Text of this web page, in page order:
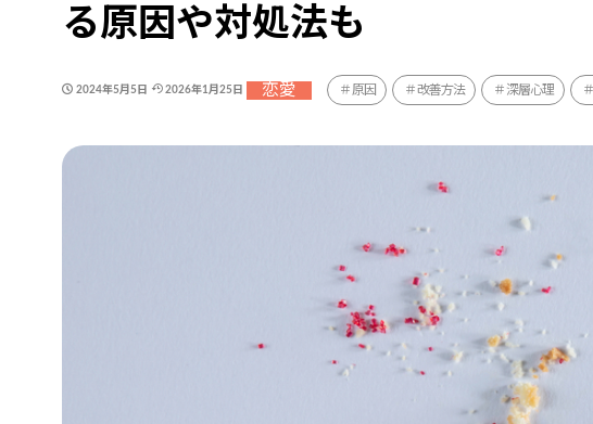
る原因や対処法も
2024年5月5日 2026年1月25日 恋愛 原因 改善方法 深層心理